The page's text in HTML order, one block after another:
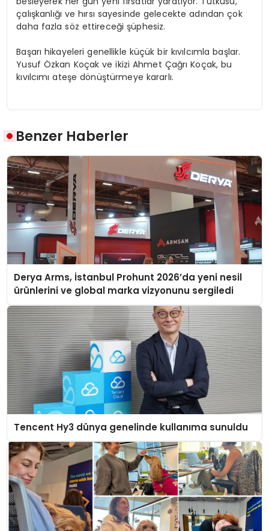
çalışkanlığı ve hırsı sayesinde gelecekte adından çok
daha fazla söz ettireceği şüphesiz.
Başarı hikayeleri genellikle küçük bir kıvılcımla başlar.
Yusuf Özkan Koçak ve ikizi Ahmet Çağrı Koçak, bu
kıvılcımı ateşe dönüştürmeye kararlı.
Benzer Haberler
Derya Arms, İstanbul Prohunt 2026’da yeni nesil
ürünlerini ve global marka vizyonunu sergiledi
Tencent Hy3 dünya genelinde kullanıma sunuldu